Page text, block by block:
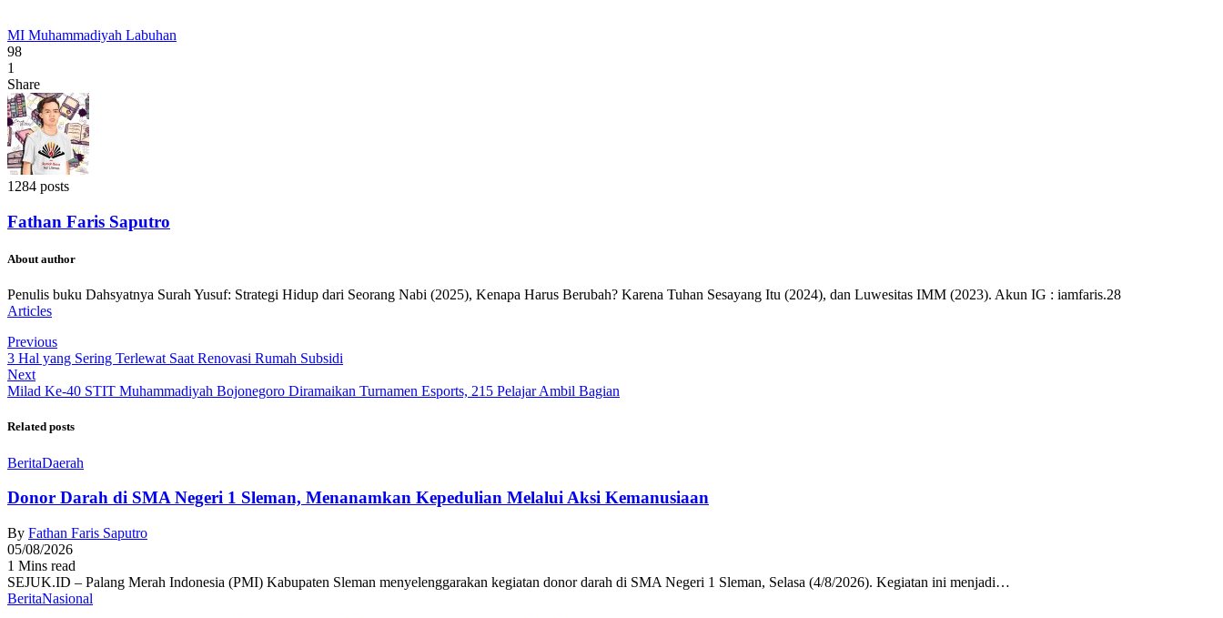
MI Muhammadiyah Labuhan
98
1
Share
1284 posts
Fathan Faris Saputro
About author
Penulis buku Dahsyatnya Surah Yusuf: Strategi Hidup dari Seorang Nabi (2025), Kenapa Harus Berubah? Karena Tuhan Sesayang Itu (2024), dan Luwesitas IMM (2023). Akun IG : iamfaris.28
Articles
Previous
3 Hal yang Sering Terlewat Saat Renovasi Rumah Subsidi
Next
Milad Ke-40 STIT Muhammadiyah Bojonegoro Diramaikan Turnamen Esports, 215 Pelajar Ambil Bagian
Related posts
BeritaDaerah
Donor Darah di SMA Negeri 1 Sleman, Menanamkan Kepedulian Melalui Aksi Kemanusiaan
By Fathan Faris Saputro
05/08/2026
1 Mins read
SEJUK.ID – Palang Merah Indonesia (PMI) Kabupaten Sleman menyelenggarakan kegiatan donor darah di SMA Negeri 1 Sleman, Selasa (4/8/2026). Kegiatan ini menjadi…
BeritaNasional